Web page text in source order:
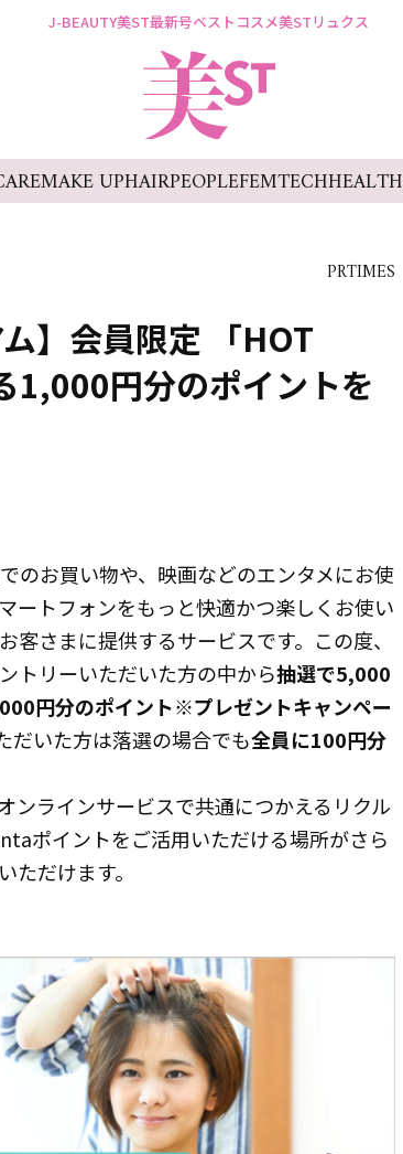
J-BEAUTY美ST最新号ベストコスメ美STリュクス
MAKE UPHAIRPEOPLEFEMTECHHEALTH
PRTIMES
】会員限定 「HOT
1,000円分のポイントを
のお買い物や、映画などのエンタメにお使
ートフォンをもっと快適かつ楽しくお使い
さまに提供するサービスです。この度、
トリーいただいた方の中から抽選で5,000
円分のポイント※プレゼントキャンペー
だいた方は落選の場合でも全員に100円分
ンラインサービスで共通につかえるリクル
ポイントをご活用いただける場所がさら
だけます。